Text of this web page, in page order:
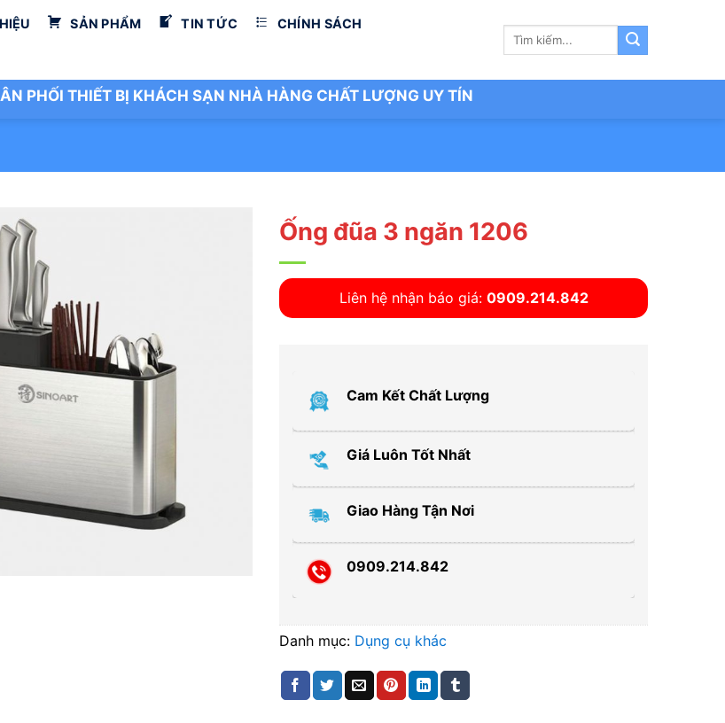
SẢN PHẨM TIN TỨC CHÍNH SÁCH
Tìm
PHỐI THIẾT BỊ KHÁCH SẠN NHÀ HÀNG CHẤT LƯỢNG UY TÍN
Ống đũa 3 ngăn 1206
Liên hệ nhận báo giá: 0909.214.842
Cam Kết Chất Lượng
Giá Luôn Tốt Nhất
Giao Hàng Tận Nơi
0909.214.842
Danh mục: Dụng cụ khác